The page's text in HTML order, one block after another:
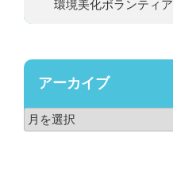
環境美化ボランティア
アーカイブ